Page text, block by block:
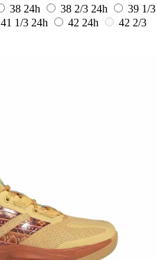
38 24h 38 2/3 24h
39 1/3
41 1/3 24h 42 24h
42 2/3